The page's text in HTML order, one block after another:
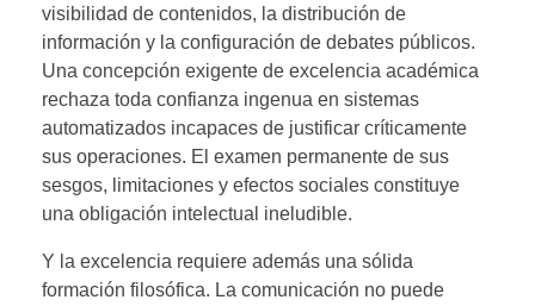
visibilidad de contenidos, la distribución de
información y la configuración de debates públicos.
Una concepción exigente de excelencia académica
rechaza toda confianza ingenua en sistemas
automatizados incapaces de justificar críticamente
sus operaciones. El examen permanente de sus
sesgos, limitaciones y efectos sociales constituye
una obligación intelectual ineludible.
Y la excelencia requiere además una sólida
formación filosófica. La comunicación no puede